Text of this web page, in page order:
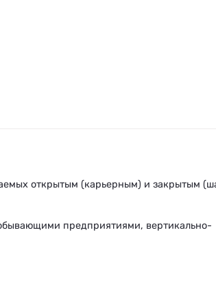
открытым (карьерным) и закрытым
предприятиями, вертикально-